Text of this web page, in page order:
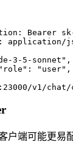
Bearer
application/
3-5-sonnet",
"user",
v1/
户端可能更易